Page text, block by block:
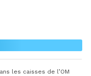
les caisses de l’OM